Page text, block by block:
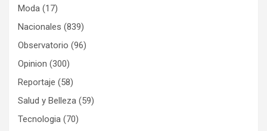
Moda (17)
Nacionales (839)
Observatorio (96)
Opinion (300)
Reportaje (58)
Salud y Belleza (59)
Tecnologia (70)